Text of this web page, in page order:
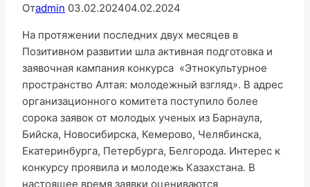
Отadmin 03.02.202404.02.2024
На протяжении последних двух месяцев в
Позитивном развитии шла активная подготовка и
заявочная кампания конкурса «Этнокультурное
пространство Алтая: молодежный взгляд». В адрес
организационного комитета поступило более
сорока заявок от молодых ученых из Барнаула,
Бийска, Новосибирска, Кемерово, Челябинска,
Екатеринбурга, Петербурга, Белгорода. Интерес к
конкурсу проявила и молодежь Казахстана. В
настоящее время заявки оцениваются